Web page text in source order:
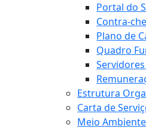
Portal do
Contra-
Plano de
Quadro
Estrutura
Carta de
Meio Ambiente